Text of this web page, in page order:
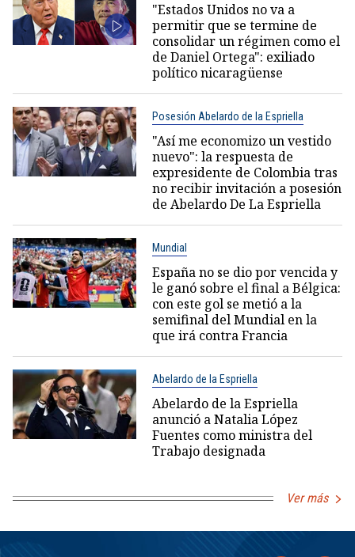
"Estados Unidos no va a
permitir que se termine de
consolidar un régimen como el
de Daniel Ortega": exiliado
político nicaragüense
Posesión Abelardo de la Espriella
"Así me economizo un vestido
nuevo": la respuesta de
expresidente de Colombia tras
no recibir invitación a posesión
de Abelardo De La Espriella
Mundial
España no se dio por vencida y
le ganó sobre el final a Bélgica:
con este gol se metió a la
semifinal del Mundial en la
que irá contra Francia
Abelardo de la Espriella
Abelardo de la Espriella
anunció a Natalia López
Fuentes como ministra del
Trabajo designada
Ver más